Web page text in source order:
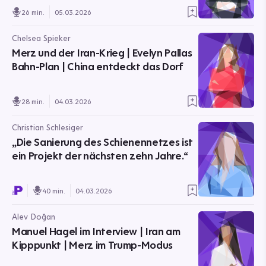
26 min. 05.03.2026
Chelsea Spieker
Merz und der Iran-Krieg | Evelyn Pallas
Bahn-Plan | China entdeckt das Dorf
28 min. 04.03.2026
Christian Schlesiger
„Die Sanierung des Schienennetzes ist
ein Projekt der nächsten zehn Jahre.“
40 min. 04.03.2026
Alev Doğan
Manuel Hagel im Interview | Iran am
Kipppunkt | Merz im Trump-Modus